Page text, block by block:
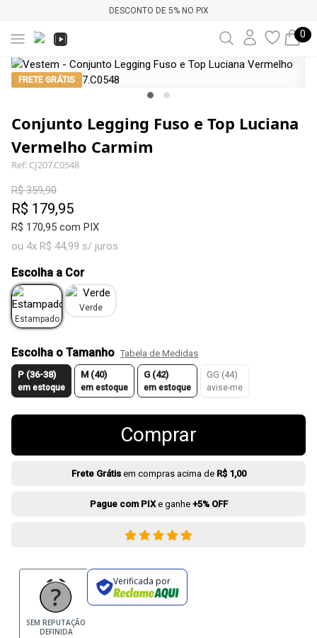
DESCONTO DE 5% NO PIX
0
FRETE GRÁTIS
Conjunto Legging Fuso e Top Luciana
Vermelho Carmim
Ref: CJ207.C0548
R$ 359,90
R$ 179,95
R$ 170,95 com PIX
ou 4x R$ 44,99 s/ juros
Escolha a Cor
Estampado
Verde
Escolha o Tamanho Tabela de Medidas
P (36-38)
em estoque
M (40)
em estoque
G (42)
em estoque
GG (44)
avise-me
Comprar
Frete Grátisem compras acima de R$ 1,00
Pague com PIXe ganhe +5% OFF
SEM REPUTAÇÃO
DEFINIDA
Verificada por